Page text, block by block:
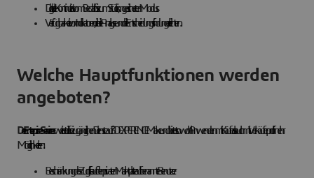
Digitale Kontinuität vom Bedarf bis zum Stück, im gesicherten Modus.
Verfügbarkeit von Indikatoren, die die Analyse und die Entscheidungsfindung erleichtern.
Welche Hauptfunktionen werden
angeboten?
Der Enterprise-Serviceerweitert die frei zugänglichen Dienste auf 3DEXPERIENCE Make und bietet sowohl Anwendern mit Käufer- als auch mit Verkäuferprofil mehr
Möglichkeiten:
Beschränkung des Zugriffs auf den privaten Marktplatz auf benannte Benutzer.